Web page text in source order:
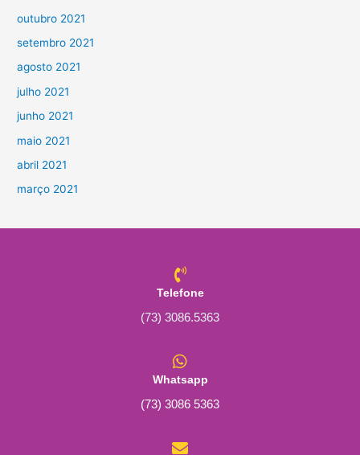
outubro 2021
setembro 2021
agosto 2021
julho 2021
junho 2021
maio 2021
abril 2021
março 2021
Telefone
(73) 3086.5363
Whatsapp
(73) 3086 5363